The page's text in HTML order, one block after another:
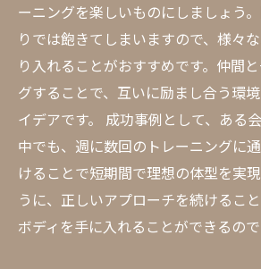
ーニングを楽しいものにしましょう
りでは飽きてしまいますので、様々
り入れることがおすすめです。仲間
グすることで、互いに励まし合う環
イデアです。 成功事例として、ある
中でも、週に数回のトレーニングに
けることで短期間で理想の体型を実
うに、正しいアプローチを続けるこ
ボディを手に入れることができるので